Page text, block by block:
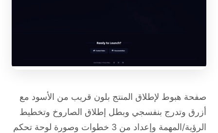
صفحة هبوط لإطلاق المنتج بلون قريب من الأسود مع
أزرق وتدرج بنفسجي وبطل إطلاق الصاروخ وتخطيط
الرؤية/المهمة وإعداد من 3 خطوات وصورة لوحة تحكم